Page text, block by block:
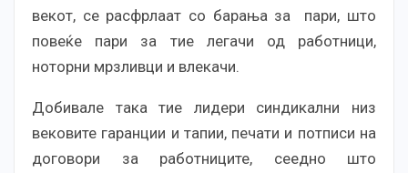
векот, се расфрлаат со барања за пари, што
повеќе пари за тие легачи од работници,
ноторни мрзливци и влекачи.
Добивале така тие лидери синдикални низ
вековите гаранции и тапии, печати и потписи на
договори за работниците, сеедно што